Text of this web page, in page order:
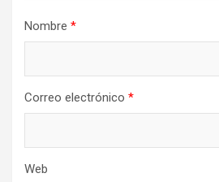
Nombre *
Correo electrónico *
Web